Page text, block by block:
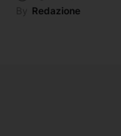
Redazione